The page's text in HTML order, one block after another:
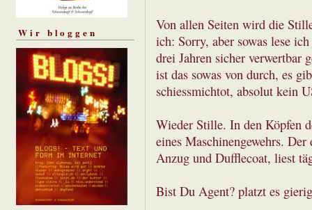
Wir bloggen
Von allen Seiten wird die
ich: Sorry, aber sowas lese
drei Jahren sicher verwertbar
ist das sowas von durch, es
schiessmichtot, absolut kein
Wieder Stille. In den Köpfen
eines Maschinengewehrs.
Anzug und Dufflecoat, liest
Bist Du Agent? platzt es